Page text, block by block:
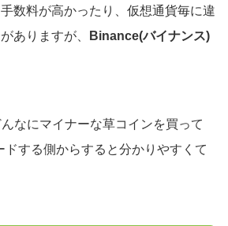
数料が高かったり、仮想通貨毎に違
ありますが、
Binance(バイナンス)
なにマイナーな草コインを買って
ドする側からすると分かりやすくて